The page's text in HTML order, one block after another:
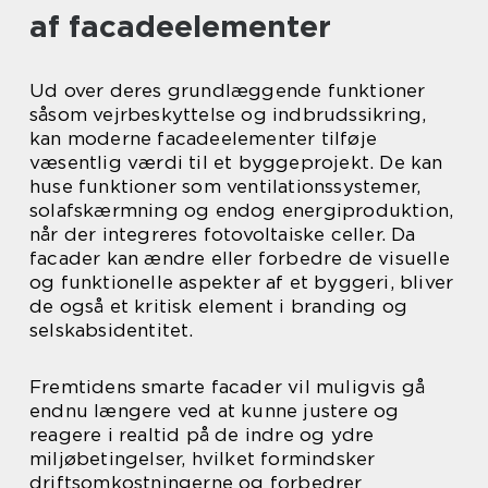
af facadeelementer
Ud over deres grundlæggende funktioner
såsom vejrbeskyttelse og indbrudssikring,
kan moderne facadeelementer tilføje
væsentlig værdi til et byggeprojekt. De kan
huse funktioner som ventilationssystemer,
solafskærmning og endog energiproduktion,
når der integreres fotovoltaiske celler. Da
facader kan ændre eller forbedre de visuelle
og funktionelle aspekter af et byggeri, bliver
de også et kritisk element i branding og
selskabsidentitet.
Fremtidens smarte facader vil muligvis gå
endnu længere ved at kunne justere og
reagere i realtid på de indre og ydre
miljøbetingelser, hvilket formindsker
driftsomkostningerne og forbedrer